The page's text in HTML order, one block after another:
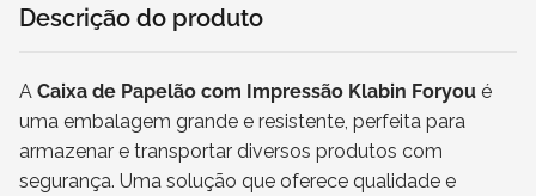
Descrição do produto
A Caixa de Papelão com Impressão Klabin Foryou é
uma embalagem grande e resistente, perfeita para
armazenar e transportar diversos produtos com
segurança. Uma solução que oferece qualidade e